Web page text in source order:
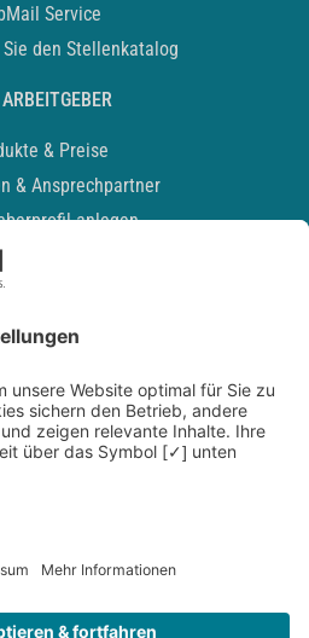
Service
Sie den Stellenkatalog
& Preise
& Ansprechpartner
anlegen
Podcast
Kontakt